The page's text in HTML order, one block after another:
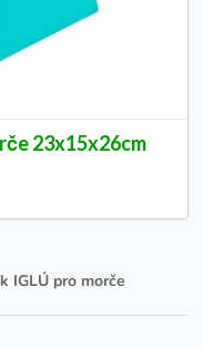
23x15x26cm
IGLÚ pro morče